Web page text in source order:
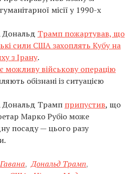
місії у 1990-х
Трамп пожартував, що
сили США захоплять Кубу на
з Ірану.
можливу військову операцію
обізнані із ситуацією
Трамп припустив, що
Марко Рубіо може
посаду — цього разу
Гавана, Дональд Трамп,